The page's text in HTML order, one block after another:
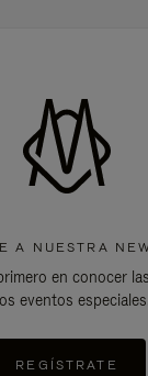
A NUESTRA
en conocer
eventos
REGÍSTRATE